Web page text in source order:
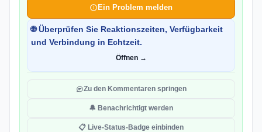
Ein Problem melden
🌐 Überprüfen Sie Reaktionszeiten, Verfügbarkeit
und Verbindung in Echtzeit.
Öffnen →
Zu den Kommentaren springen
🔔 Benachrichtigt werden
📋 Live-Status-Badge einbinden